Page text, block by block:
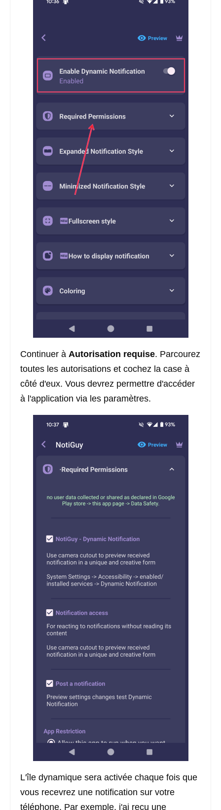
Continuer à Autorisation requise. Parcourez
toutes les autorisations et cochez la case à
côté d'eux. Vous devrez permettre d'accéder
à l'application via les paramètres.
L'île dynamique sera activée chaque fois que
vous recevrez une notification sur votre
téléphone. Par exemple, j'ai reçu une